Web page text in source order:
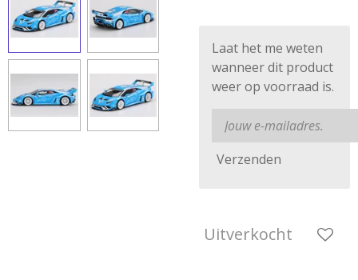
Laat het me weten
wanneer dit product
weer op voorraad is.
Verzenden
Uitverkocht